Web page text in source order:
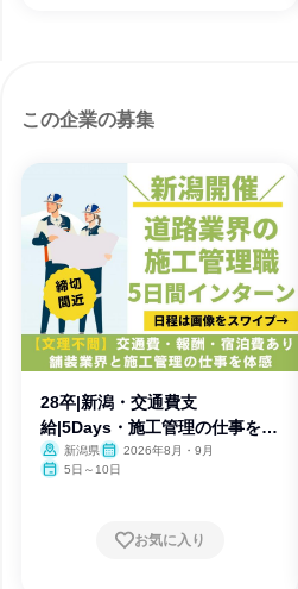
この企業の募集
28卒|新潟・交通費支
給|5Days・施工管理の仕事を学
ぶ 新潟県
2026年8月・9月
5日～10日
お気に入り